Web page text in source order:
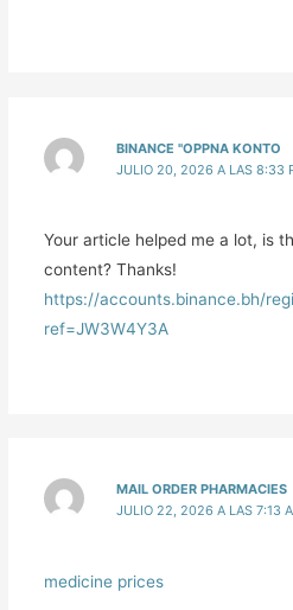
BINANCE "OPPNA KONTO
JULIO 20, 2026 A LAS 8:33
Your article helped me a lot, is
content? Thanks!
https://accounts.binance.bh/
ref=JW3W4Y3A
MAIL ORDER PHARMACIES
JULIO 22, 2026 A LAS 7:13
medicine prices